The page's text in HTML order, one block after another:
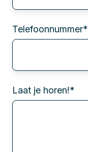
Telefoonnummer*
Laat je horen!*